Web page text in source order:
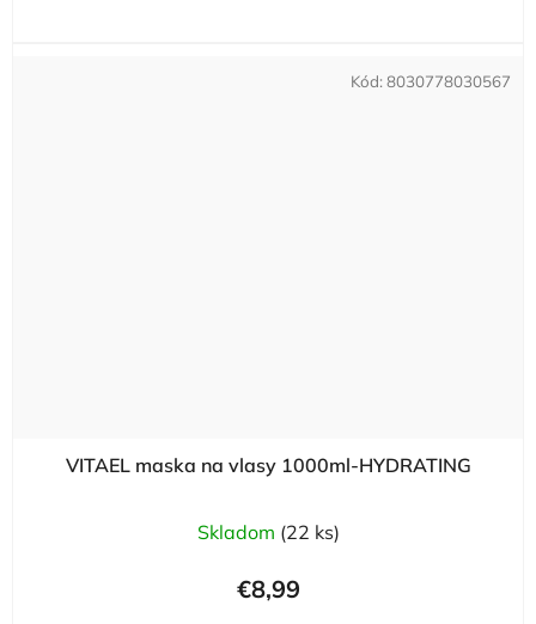
VITAEL maska na vlasy 1000ml-HYDRATING
Skladom (22 ks)
€8,99
Kód: 8030778030567